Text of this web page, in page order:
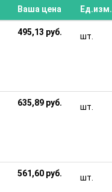
Ваша цена Ед.изм.
495,13 руб. шт.
635,89 руб. шт.
561,60 руб. шт.